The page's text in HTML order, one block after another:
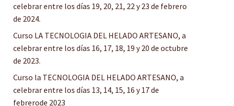
celebrar entre los días 19, 20, 21, 22 y 23 de febrero
de 2024.
Curso LA TECNOLOGIA DEL HELADO ARTESANO, a
celebrar entre los días 16, 17, 18, 19 y 20 de octubre
de 2023.
Curso la TECNOLOGIA DEL HELADO ARTESANO, a
celebrar entre los días 13, 14, 15, 16 y 17 de
febrerode 2023